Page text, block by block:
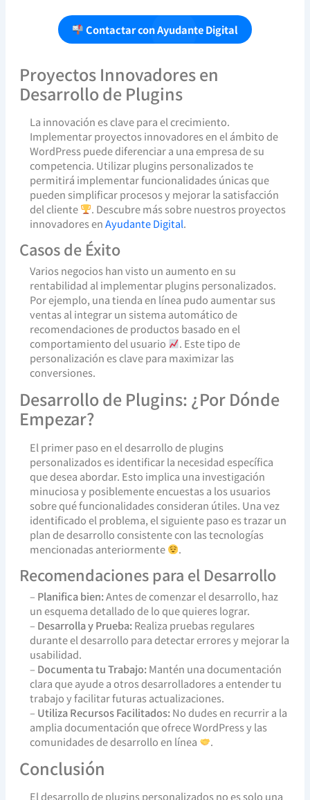
Contactar con Ayudante Digital
Proyectos Innovadores en
Desarrollo de Plugins
La innovación es clave para el crecimiento.
Implementar proyectos innovadores en el ámbito de
WordPress puede diferenciar a una empresa de su
competencia. Utilizar plugins personalizados te
permitirá implementar funcionalidades únicas que
pueden simplificar procesos y mejorar la satisfacción
del cliente
. Descubre más sobre nuestros proyectos
innovadores enAyudante Digital.
Casos de Éxito
Varios negocios han visto un aumento en su
rentabilidad al implementar plugins personalizados.
Por ejemplo, una tienda en línea pudo aumentar sus
ventas al integrar un sistema automático de
recomendaciones de productos basado en el
comportamiento del usuario
. Este tipo de
personalización es clave para maximizar las
conversiones.
Desarrollo de Plugins: ¿Por Dónde
Empezar?
El primer paso en el desarrollo de plugins
personalizados es identificar la necesidad específica
que desea abordar. Esto implica una investigación
minuciosa y posiblemente encuestas a los usuarios
sobre qué funcionalidades consideran útiles. Una vez
identificado el problema, el siguiente paso es trazar un
plan de desarrollo consistente con las tecnologías
mencionadas anteriormente
.
Recomendaciones para el Desarrollo
– Planifica bien:Antes de comenzar el desarrollo, haz
un esquema detallado de lo que quieres lograr.
– Desarrolla y Prueba:Realiza pruebas regulares
durante el desarrollo para detectar errores y mejorar la
usabilidad.
– Documenta tu Trabajo:Mantén una documentación
clara que ayude a otros desarrolladores a entender tu
trabajo y facilitar futuras actualizaciones.
– Utiliza Recursos Facilitados:No dudes en recurrir a la
amplia documentación que ofrece WordPress y las
comunidades de desarrollo en línea
.
Conclusión
El desarrollo de plugins personalizados no es solo una